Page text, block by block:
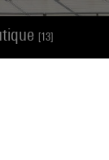
[13]